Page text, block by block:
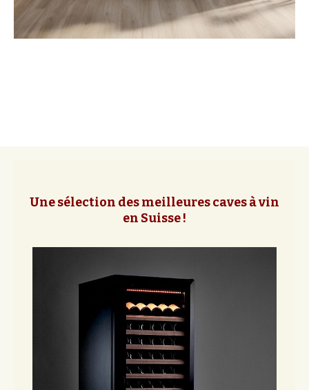
Une sélection des meilleures caves à vin
en Suisse !